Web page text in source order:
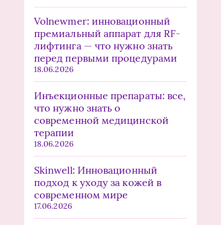
Volnewmer: инновационный
премиальный аппарат для RF-
лифтинга — что нужно знать
перед первыми процедурами
18.06.2026
Инъекционные препараты: все,
что нужно знать о
современной медицинской
терапии
18.06.2026
Skinwell: Инновационный
подход к уходу за кожей в
современном мире
17.06.2026